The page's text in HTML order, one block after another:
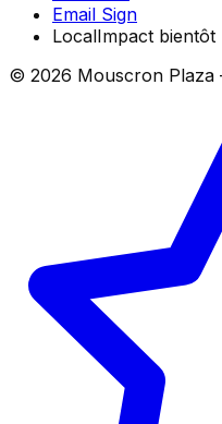
Email Sign
LocalImpact bientôt
© 2026 Mouscron